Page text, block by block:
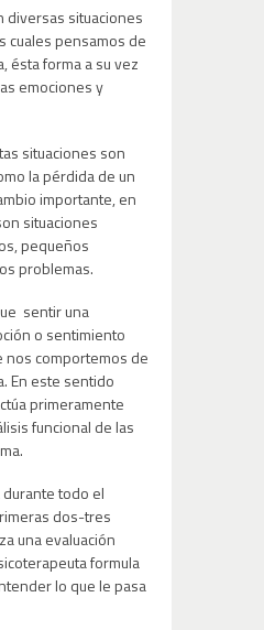
diversas situaciones
cuales pensamos de
ésta forma a su vez
emociones y
situaciones son
la pérdida de un
importante, en
situaciones
pequeños
problemas.
sentir una
o sentimiento
nos comportemos de
En este sentido
primeramente
funcional de las
todo el
dos-tres
una evaluación
formula
lo que le pasa